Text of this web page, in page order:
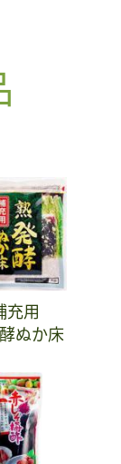
充用
ぬか床